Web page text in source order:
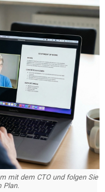
mit dem CTO und folgen Sie
Plan.